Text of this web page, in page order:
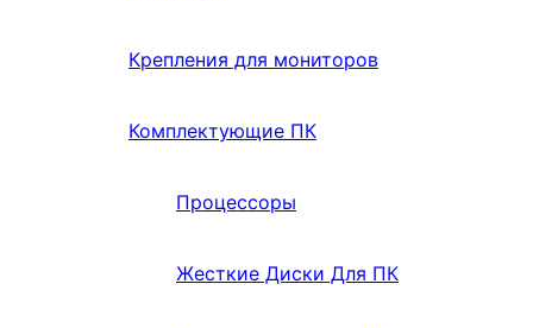
Крепления для мониторов
Комплектующие ПК
Процессоры
Жесткие Диски Для ПК